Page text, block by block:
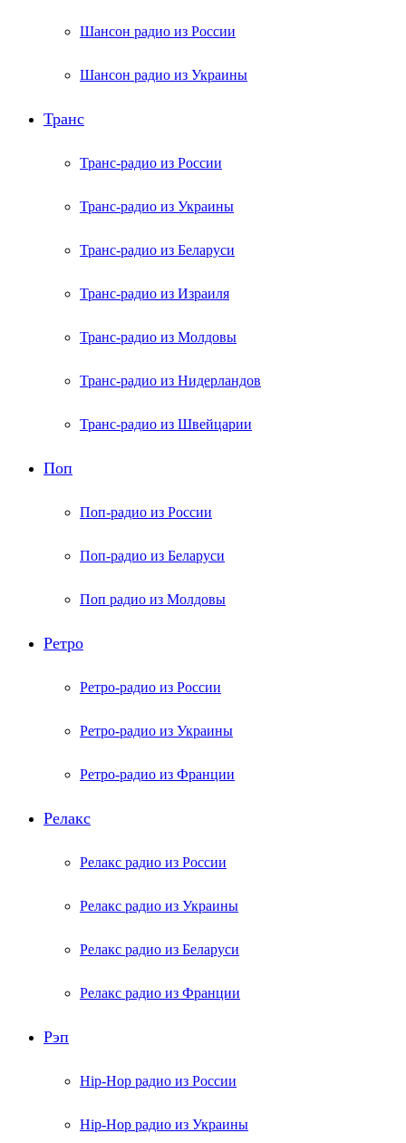
Шансон радио из России
Шансон радио из Украины
Транс
Транс-радио из России
Транс-радио из Украины
Транс-радио из Беларуси
Транс-радио из Израиля
Транс-радио из Молдовы
Транс-радио из Нидерландов
Транс-радио из Швейцарии
Поп
Поп-радио из России
Поп-радио из Беларуси
Поп радио из Молдовы
Ретро
Ретро-радио из России
Ретро-радио из Украины
Ретро-радио из Франции
Релакс
Релакс радио из России
Релакс радио из Украины
Релакс радио из Беларуси
Релакс радио из Франции
Рэп
Hip-Hop радио из России
Hip-Hop радио из Украины